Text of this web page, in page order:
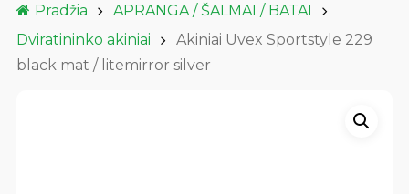
Pradžia
APRANGA / ŠALMAI / BATAI
Dviratininko akiniai
Akiniai Uvex Sportstyle 229
black mat / litemirror silver